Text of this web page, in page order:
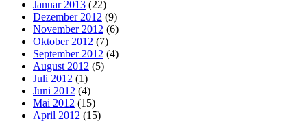
Januar 2013 (22)
Dezember 2012 (9)
November 2012 (6)
Oktober 2012 (7)
September 2012 (4)
August 2012 (5)
Juli 2012 (1)
Juni 2012 (4)
Mai 2012 (15)
April 2012 (15)